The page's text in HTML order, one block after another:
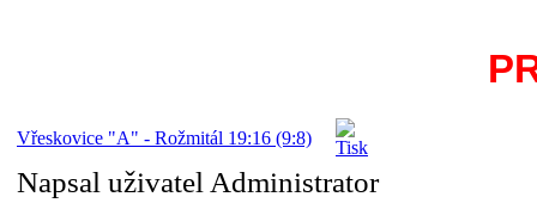
Vřeskovice "A" - Rožmitál 19:16 (9:8)
Napsal uživatel Administrator